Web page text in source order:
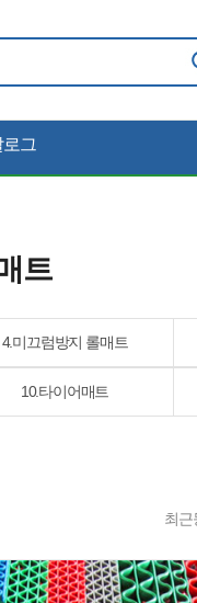
그
트
4.미끄럼방지 롤매트
10.타이어매트
최근